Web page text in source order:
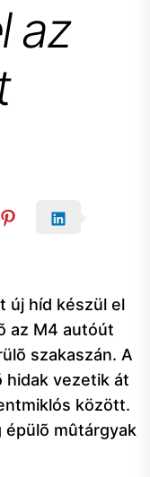
az
új híd készül el
az M4 autóút
szakaszán. A
hidak vezetik át
között.
épülõ mûtárgyak